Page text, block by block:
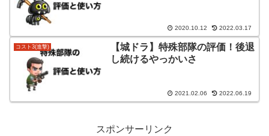
2020.10.12 2022.03.17
コスト3(進撃)
【城ドラ】特殊部隊の評価！後退
し続けるやっかいさ
2021.02.06 2022.06.19
スポンサーリンク